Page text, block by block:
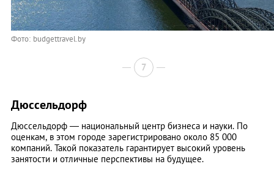
Фото: budgettravel.by
7
Дюссельдорф
Дюссельдорф — национальный центр бизнеса и науки. По
оценкам, в этом городе зарегистрировано около 85 000
компаний. Такой показатель гарантирует высокий уровень
занятости и отличные перспективы на будущее.